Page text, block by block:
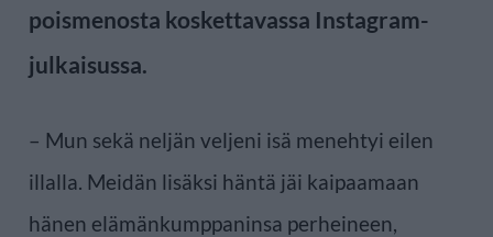
poismenosta koskettavassa Instagram-
julkaisussa.
– Mun sekä neljän veljeni isä menehtyi eilen
illalla. Meidän lisäksi häntä jäi kaipaamaan
hänen elämänkumppaninsa perheineen,